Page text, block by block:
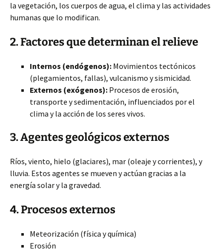
la vegetación, los cuerpos de agua, el clima y las actividades
humanas que lo modifican.
2. Factores que determinan el relieve
Internos (endógenos): Movimientos tectónicos
(plegamientos, fallas), vulcanismo y sismicidad.
Externos (exógenos): Procesos de erosión,
transporte y sedimentación, influenciados por el
clima y la acción de los seres vivos.
3. Agentes geológicos externos
Ríos, viento, hielo (glaciares), mar (oleaje y corrientes), y
lluvia. Estos agentes se mueven y actúan gracias a la
energía solar y la gravedad.
4. Procesos externos
Meteorización (física y química)
Erosión